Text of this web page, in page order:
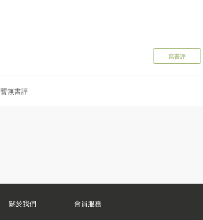
寫書評
暫無書評
關於我們 會員服務